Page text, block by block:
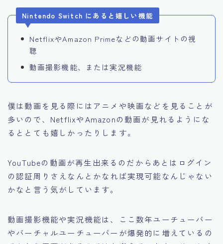
Nintendo Switch にあると嬉しい機能
NetflixやAmazon Primeなどの動画サイトの視
聴
動画撮影機能、または実況機能
僕は動画を見る際にはアニメや映画などを見ることが
多いので、NetflixやAmazonの動画が見れるようにな
るととても嬉しかったりします。
YouTubeの動画が再生出来るのだからあとはログイン
の認証周りさえなんとかなれば実現可能なんじゃない
かなと言う気がしています。
動画撮影機能や実況機能は、ここ数年ユーチューバー
やバーチャルユーチューバーが爆発的に増えているの